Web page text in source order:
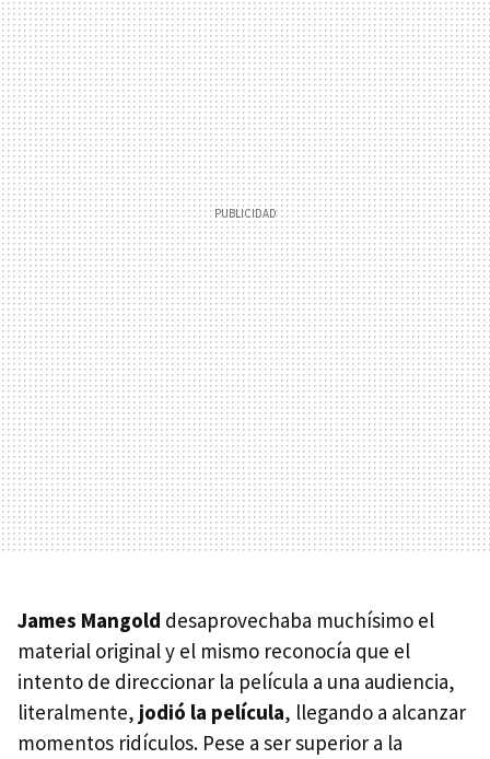
James Mangold desaprovechaba muchísimo el
material original y el mismo reconocía que el
intento de direccionar la película a una audiencia,
literalmente, jodió la película, llegando a alcanzar
momentos ridículos. Pese a ser superior a la